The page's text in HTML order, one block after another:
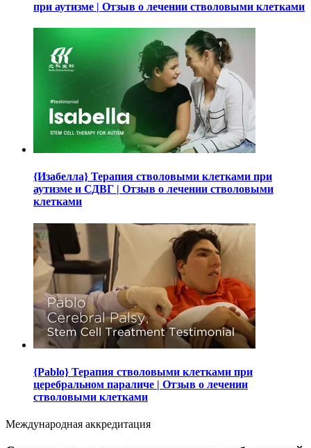
при аутизме | Отзыв о лечении стволовыми клетками
{Изабелла} Терапия стволовыми клетками при
аутизме и СДВГ | Отзыв о лечении стволовыми
клетками
{Pablo} Терапия стволовыми клетками при
церебральном параличе | Отзыв о лечении
стволовыми клетками
Международная аккредитация